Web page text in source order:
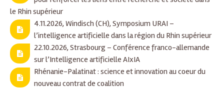
le Rhin supérieur
4.11.2026, Windisch (CH), Symposium URAI –
l’intelligence artificielle dans la région du Rhin supérieur
22.10.2026, Strasbourg – Conférence franco-allemande
sur l’Intelligence artificielle AIxIA
Rhénanie-Palatinat : science et innovation au coeur du
nouveau contrat de coalition